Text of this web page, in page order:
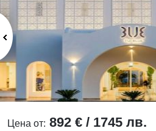
Цена от: 892 € / 1745 лв.